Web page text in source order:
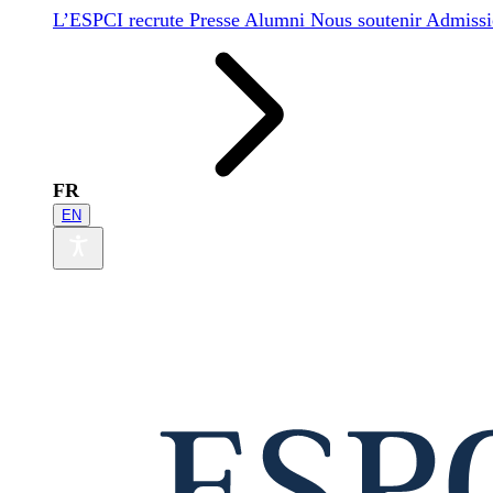
L’ESPCI recrute Presse Alumni Nous soutenir
FR
EN